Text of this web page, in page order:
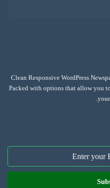
Clean Responsive WordPress
Packed with options that allow you
your